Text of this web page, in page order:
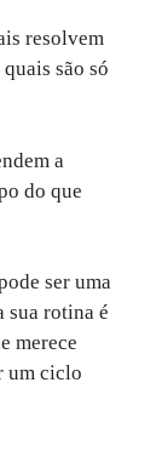
resolvem
são só
a
do que
ser uma
sua rotina é
merece
um ciclo